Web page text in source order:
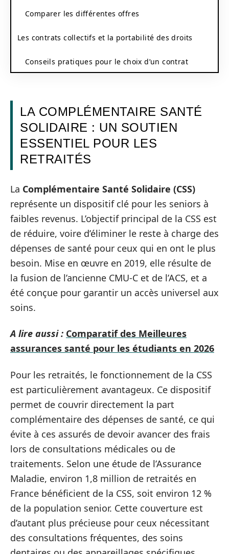
Comparer les différentes offres
Les contrats collectifs et la portabilité des droits
Conseils pratiques pour le choix d’un contrat
LA COMPLÉMENTAIRE SANTÉ
SOLIDAIRE : UN SOUTIEN
ESSENTIEL POUR LES
RETRAITÉS
La Complémentaire Santé Solidaire (CSS)
représente un dispositif clé pour les seniors à
faibles revenus. L’objectif principal de la CSS est
de réduire, voire d’éliminer le reste à charge des
dépenses de santé pour ceux qui en ont le plus
besoin. Mise en œuvre en 2019, elle résulte de
la fusion de l’ancienne CMU-C et de l’ACS, et a
été conçue pour garantir un accès universel aux
soins.
A lire aussi : Comparatif des Meilleures
assurances santé pour les étudiants en 2026
Pour les retraités, le fonctionnement de la CSS
est particulièrement avantageux. Ce dispositif
permet de couvrir directement la part
complémentaire des dépenses de santé, ce qui
évite à ces assurés de devoir avancer des frais
lors de consultations médicales ou de
traitements. Selon une étude de l’Assurance
Maladie, environ 1,8 million de retraités en
France bénéficient de la CSS, soit environ 12 %
de la population senior. Cette couverture est
d’autant plus précieuse pour ceux nécessitant
des consultations fréquentes, des soins